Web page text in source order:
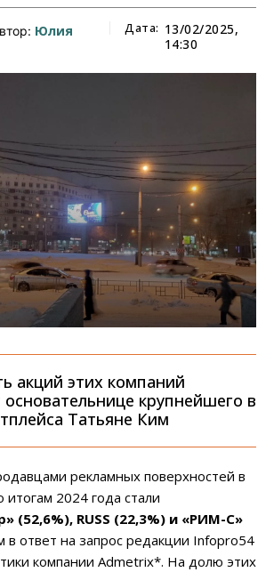
Юлия
Дата: 13/02/2025,
14:30
акций этих компаний
крупнейшего в
Татьяне Ким
рекламных поверхностей в
итогам 2024 года стали
(52,6%), RUSS (22,3%) и «РИМ-С»
в ответ на запрос редакции Infopro54
компании Admetrix*. На долю этих